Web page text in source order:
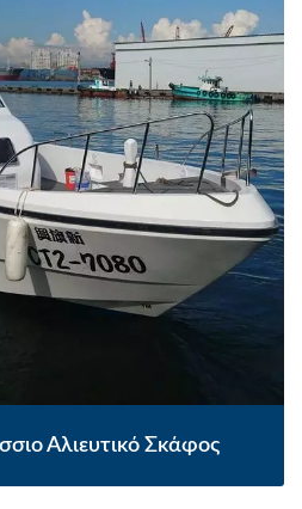
Αλιευτικό Σκάφος